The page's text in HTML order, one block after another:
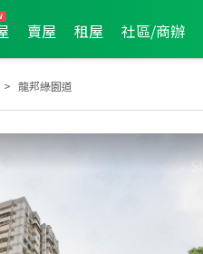
賣屋 租屋 社區/商辦
龍邦綠園道